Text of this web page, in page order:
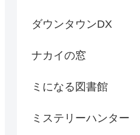
ダウンタウンDX
ナカイの窓
ミになる図書館
ミステリーハンター